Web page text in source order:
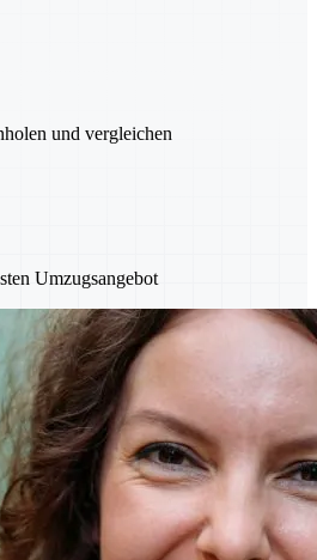
und vergleichen
Umzugsangebot